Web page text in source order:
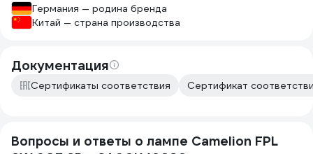
Германия — родина бренда
Китай — страна производства
Документация
Сертификаты соответствия Сертификат
Вопросы и ответы о лампе Camelion FPL